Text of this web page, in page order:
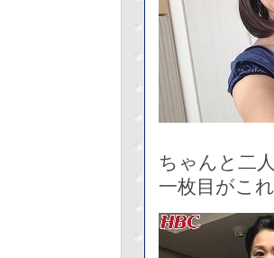
ちゃんと二
一枚目がこ